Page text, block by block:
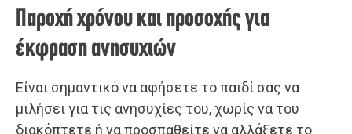
Παροχή χρόνου και προσοχής για
έκφραση ανησυχιών
Είναι σημαντικό να αφήσετε το παιδί σας να
μιλήσει για τις ανησυχίες του, χωρίς να του
διακόπτετε ή να προσπαθείτε να αλλάξετε το